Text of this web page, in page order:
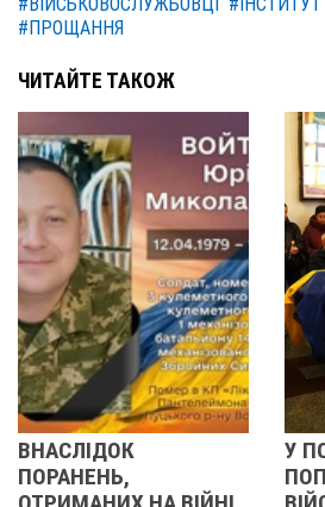
#ПРОЩАННЯ
ЧИТАЙТЕ ТАКОЖ
У ПОЛТАВІ
ПОПРОЩАЛИСЯ ІЗ